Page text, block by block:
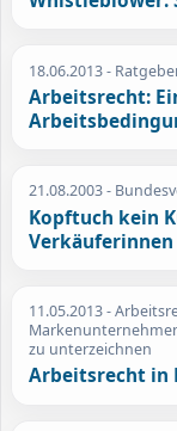
18.06.2013-
Arbeitsrecht:
21.08.2003-
Kopftuch kein
Verkäuferinnen
11.05.2013-
zu unterzeichnen
Arbeitsrecht in